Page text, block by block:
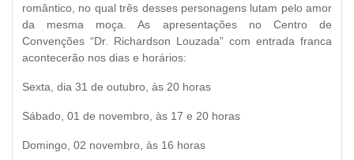
romântico, no qual três desses personagens lutam pelo amor
da mesma moça. As apresentações no Centro de
Convenções “Dr. Richardson Louzada” com entrada franca
acontecerão nos dias e horários:
Sexta, dia 31 de outubro, às 20 horas
Sábado, 01 de novembro, às 17 e 20 horas
Domingo, 02 novembro, às 16 horas